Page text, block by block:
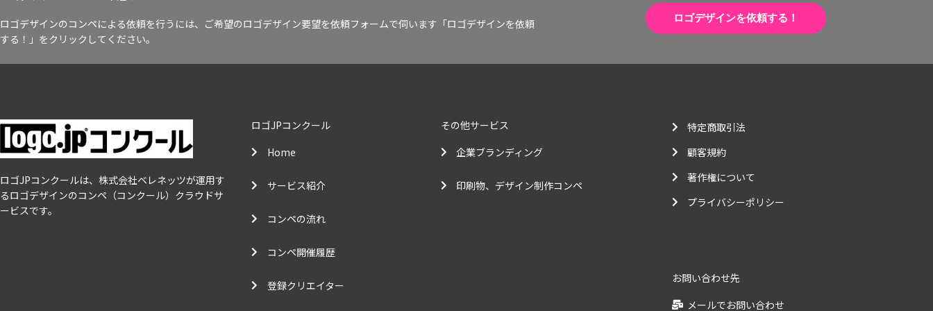
ロゴデザインのコンペによる依頼を行うには、ご希望のロゴデザイン要望を依頼フォームで伺います「ロゴデザインを依頼
する！」をクリックしてください。
ロゴデザインを依頼する！
ロゴJPコンクールは、株式会社ベレネッツが運用す
るロゴデザインのコンペ（コンクール）クラウドサ
ービスです。
ロゴJPコンクール
Home
サービス紹介
コンペの流れ
コンペ開催履歴
登録クリエイター
その他サービス
企業ブランディング
印刷物、デザイン制作コンペ
特定商取引法
顧客規約
著作権について
プライバシーポリシー
お問い合わせ先
メールでお問い合わせ